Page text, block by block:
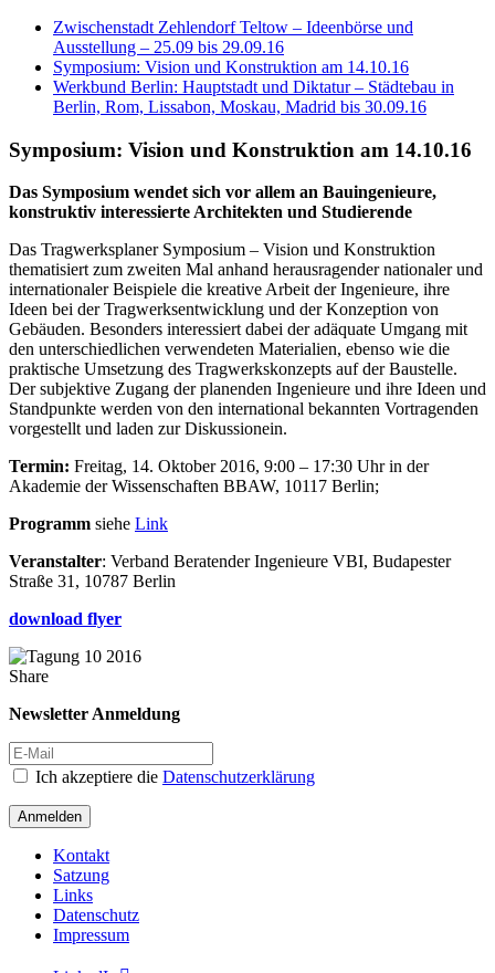
Zwischenstadt Zehlendorf Teltow – Ideenbörse und
Ausstellung – 25.09 bis 29.09.16
Symposium: Vision und Konstruktion am 14.10.16
Werkbund Berlin: Hauptstadt und Diktatur – Städtebau in
Berlin, Rom, Lissabon, Moskau, Madrid bis 30.09.16
Symposium: Vision und Konstruktion am 14.10.16
Das Symposium wendet sich vor allem an Bauingenieure,
konstruktiv interessierte Architekten und Studierende
Das Tragwerksplaner Symposium – Vision und Konstruktion
thematisiert zum zweiten Mal anhand herausragender nationaler und
internationaler Beispiele die kreative Arbeit der Ingenieure, ihre
Ideen bei der Tragwerksentwicklung und der Konzeption von
Gebäuden. Besonders interessiert dabei der adäquate Umgang mit
den unterschiedlichen verwendeten Materialien, ebenso wie die
praktische Umsetzung des Tragwerkskonzepts auf der Baustelle.
Der subjektive Zugang der planenden Ingenieure und ihre Ideen und
Standpunkte werden von den international bekannten Vortragenden
vorgestellt und laden zur Diskussionein.
Termin: Freitag, 14. Oktober 2016, 9:00 – 17:30 Uhr in der
Akademie der Wissenschaften BBAW, 10117 Berlin;
Programm siehe Link
Veranstalter: Verband Beratender Ingenieure VBI, Budapester
Straße 31, 10787 Berlin
download flyer
Share
Newsletter Anmeldung
Ich akzeptiere die Datenschutzerklärung
Anmelden
Kontakt
Satzung
Links
Datenschutz
Impressum